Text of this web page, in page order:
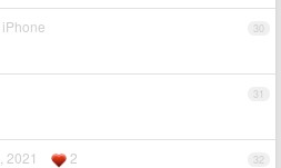
30
31
32
2021 2